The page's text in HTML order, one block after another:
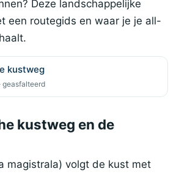
Deze landschappelijke
een routegids en waar je je all-
kustweg
geasfalteerd
kustweg en de
magistrala) volgt de kust met